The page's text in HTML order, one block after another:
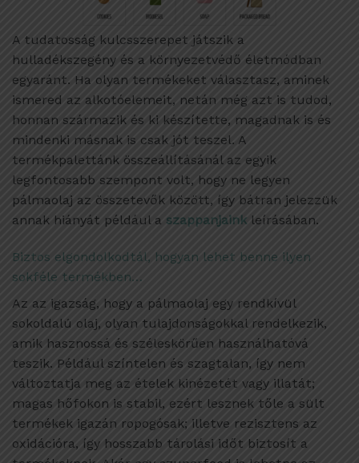
A tudatosság kulcsszerepet játszik a
hulladékszegény és a környezetvédő életmódban
egyaránt. Ha olyan termékeket választasz, aminek
ismered az alkotóelemeit, netán még azt is tudod,
honnan származik és ki készítette, magadnak is és
mindenki másnak is csak jót teszel. A
termékpalettánk összeállításánál az egyik
legfontosabb szempont volt, hogy ne legyen
pálmaolaj az összetevők között, így bátran jelezzük
annak hiányát például a szappanjaink leírásában.
Biztos elgondolkodtál, hogyan lehet benne ilyen
sokféle termékben…
Az az igazság, hogy a pálmaolaj egy rendkívül
sokoldalú olaj, olyan tulajdonságokkal rendelkezik,
amik hasznossá és széleskörűen használhatóvá
teszik. Például színtelen és szagtalan, így nem
változtatja meg az ételek kinézetét vagy illatát;
magas hőfokon is stabil, ezért lesznek tőle a sült
termékek igazán ropogósak; illetve rezisztens az
oxidációra, így hosszabb tárolási időt biztosít a